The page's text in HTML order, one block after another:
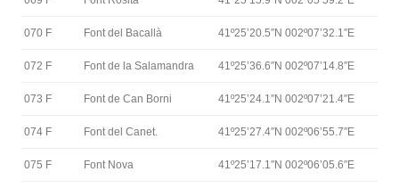
070 F Font del Bacallà 41º25’20.5″N 002º07’32.1″E
072 F Font de la Salamandra 41º25’36.6″N 002º07’14.8″E
073 F Font de Can Borni 41º25’24.1″N 002º07’21.4″E
074 F Font del Canet. 41º25’27.4″N 002º06’55.7″E
075 F Font Nova 41º25’17.1″N 002º06’05.6″E